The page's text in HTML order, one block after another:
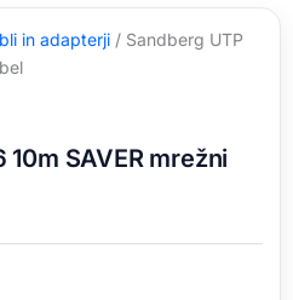
in adapterji / Sandberg UTP
SAVER mrežni